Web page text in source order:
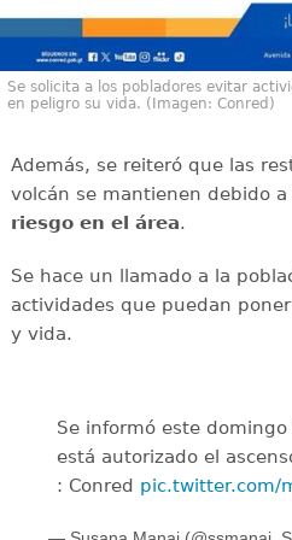
Se solicita a los pobladores evitar
en peligro su vida. (Imagen: Conred)
Además, se reiteró que las
volcán se mantienen debido a
riesgo en el área.
Se hace un llamado a la
actividades que puedan
y vida.
Se informó este
está autorizado el
: Conred pic.twitter.com/